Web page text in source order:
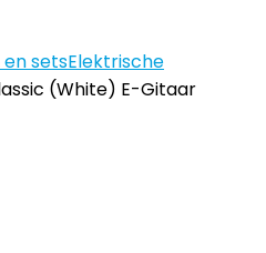
setsElektrische
(White) E-Gitaar